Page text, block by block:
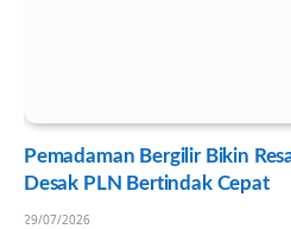
Pemadaman Bergilir Bikin
Desak PLN Bertindak Cepat
29/07/2026